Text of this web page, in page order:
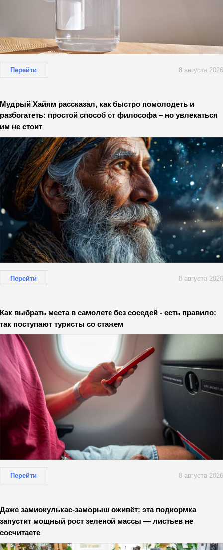
Перейти 8 августа 2026
Мудрый Хайям рассказал, как быстро помолодеть и
разбогатеть: простой способ от философа – но увлекаться
им не стоит
Перейти 8 августа 2026
Как выбрать места в самолете без соседей - есть правило:
так поступают туристы со стажем
Перейти 8 августа 2026
Даже замиокулькас-заморыш оживёт: эта подкормка
запустит мощный рост зеленой массы — листьев не
сосчитаете